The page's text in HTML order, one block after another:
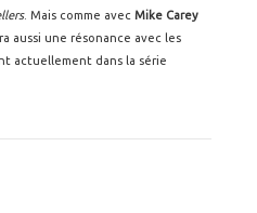
. Mais comme avec Mike Carey
aussi une résonance avec les
actuellement dans la série